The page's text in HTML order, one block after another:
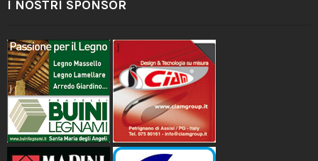
I NOSTRI SPONSOR